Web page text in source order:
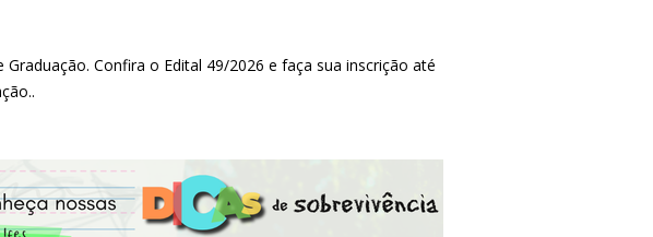
Confira o Edital 49/2026 e faça sua inscrição até